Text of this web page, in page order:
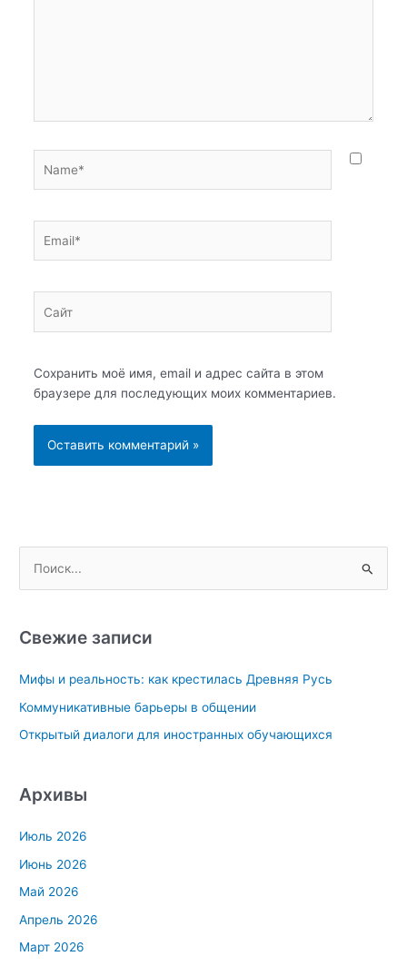
Сохранить моё имя, email и адрес сайта в этом
браузере для последующих моих комментариев.
с
:
Свежие записи
Мифы и реальность: как крестилась Древняя Русь
Коммуникативные барьеры в общении
Открытый диалоги для иностранных обучающихся
Архивы
Июль 2026
Июнь 2026
Май 2026
Апрель 2026
Март 2026